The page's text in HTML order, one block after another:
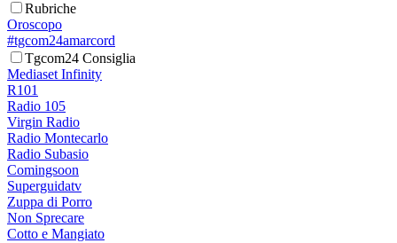
Rubriche
Oroscopo
#tgcom24amarcord
Tgcom24 Consiglia
Mediaset Infinity
R101
Radio 105
Virgin Radio
Radio Montecarlo
Radio Subasio
Comingsoon
Superguidatv
Zuppa di Porro
Non Sprecare
Cotto e Mangiato